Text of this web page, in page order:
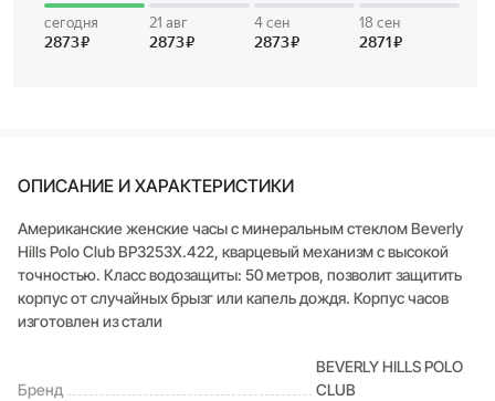
ОПИСАНИЕ И ХАРАКТЕРИСТИКИ
Американские женские часы с минеральным стеклом Beverly
Hills Polo Club BP3253X.422, кварцевый механизм с высокой
точностью. Класс водозащиты: 50 метров, позволит защитить
корпус от случайных брызг или капель дождя. Корпус часов
изготовлен из стали
Бренд
BEVERLY HILLS POLO
CLUB